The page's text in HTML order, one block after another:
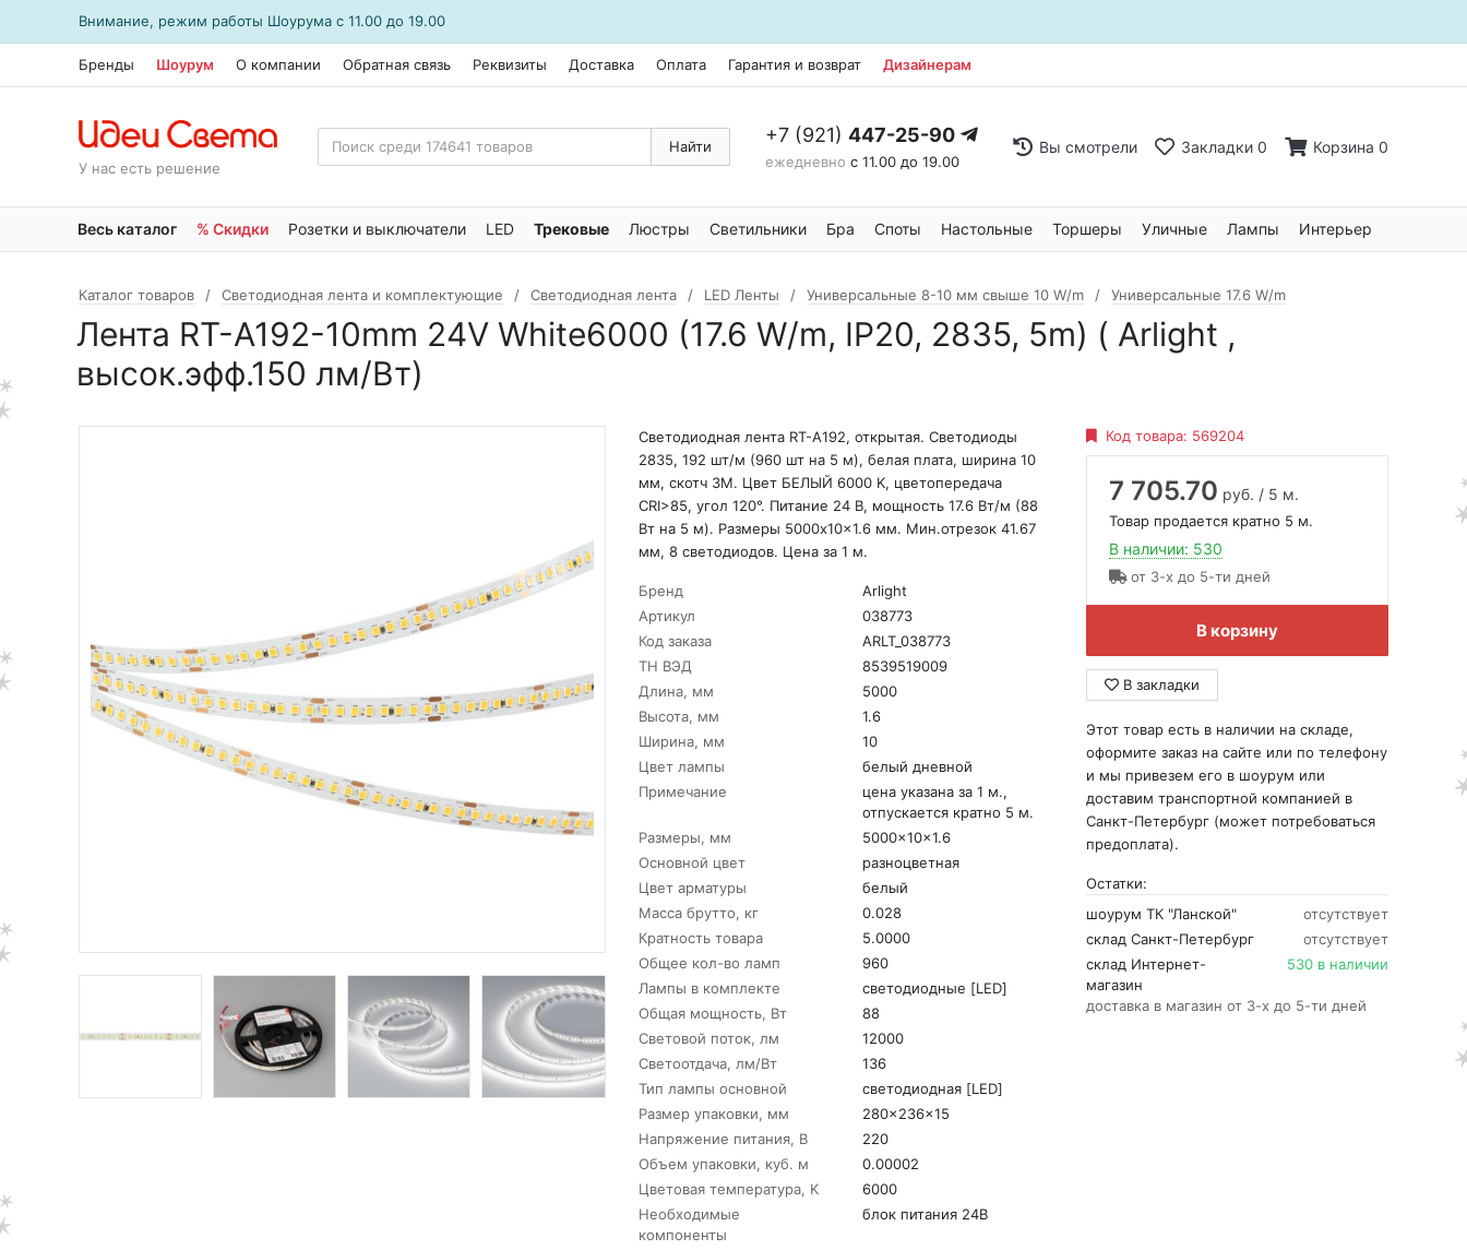
Внимание, режим работы Шоурума с 11.00 до 19.00
Бренды Шоурум О компании Обратная связь Реквизиты Доставка Оплата Гарантия и возврат Дизайнерам
У нас есть решение
Найти +7 (921) 447-25-90
ежедневно с 11.00 до 19.00
Вы смотрели Закладки 0 Корзина 0
Весь каталог % Скидки Розетки и выключатели LED Трековые Люстры Светильники Бра Споты Настольные Торшеры Уличные Лампы Интерьер
Каталог товаров Светодиодная лента и комплектующие Светодиодная лента LED Ленты Универсальные 8-10 мм свыше 10 W/m Универсальные 17.6 W/m
Лента RT-A192-10mm 24V White6000 (17.6 W/m, IP20, 2835, 5m) ( Arlight ,
высок.эфф.150 лм/Вт)
Светодиодная лента RT-A192, открытая. Светодиоды
2835, 192 шт/м (960 шт на 5 м), белая плата, ширина 10
мм, скотч 3M. Цвет БЕЛЫЙ 6000 K, цветопередача
CRI>85, угол 120°. Питание 24 В, мощность 17.6 Вт/м (88
Вт на 5 м). Размеры 5000x10x1.6 мм. Мин.отрезок 41.67
мм, 8 светодиодов. Цена за 1 м.
Бренд
Arlight
Артикул
038773
Код заказа
ARLT_038773
ТН ВЭД
8539519009
Длина, мм
5000
Высота, мм
1.6
Ширина, мм
10
Цвет лампы
белый дневной
Примечание
цена указана за 1 м.,
отпускается кратно 5 м.
Размеры, мм
5000x10x1.6
Основной цвет
разноцветная
Цвет арматуры
белый
Масса брутто, кг
0.028
Кратность товара
5.0000
Общее кол-во ламп
960
Лампы в комплекте
светодиодные [LED]
Общая мощность, Вт
88
Световой поток, лм
12000
Светоотдача, лм/Вт
136
Тип лампы основной
светодиодная [LED]
Размер упаковки, мм
280x236x15
Напряжение питания, В
220
Объем упаковки, куб. м
0.00002
Цветовая температура, K
6000
Необходимые
компоненты
блок питания 24В
Код товара: 569204
7 705.70 руб. / 5 м.
Товар продается кратно 5 м.
В наличии: 530
от 3-х до 5-ти дней
В корзину
В закладки
Этот товар есть в наличии на складе,
оформите заказ на сайте или по телефону
и мы привезем его в шоурум или
доставим транспортной компанией в
Санкт-Петербург (может потребоваться
предоплата).
Остатки:
шоурум ТК "Ланской"
отсутствует
склад Санкт-Петербург
отсутствует
склад Интернет-
магазин
530 в наличии
доставка в магазин от 3-х до 5-ти дней